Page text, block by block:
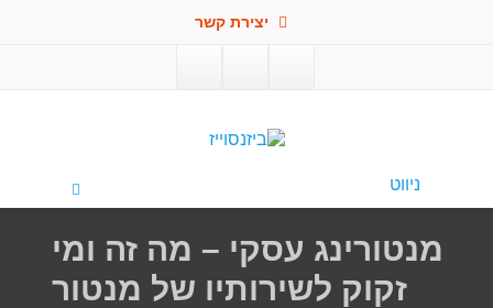
יצירת קשר
ניווט
מנטורינג עסקי – מה זה ומי
זקוק לשירותיו של מנטור